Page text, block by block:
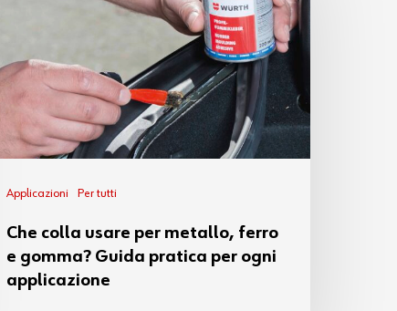
Applicazioni Per tutti
Che colla usare per metallo, ferro
e gomma? Guida pratica per ogni
applicazione